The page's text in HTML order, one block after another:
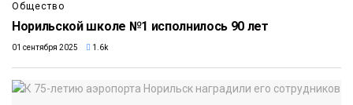
Общество
Норильской школе №1 исполнилось 90 лет
01 сентября 2025 1.6k